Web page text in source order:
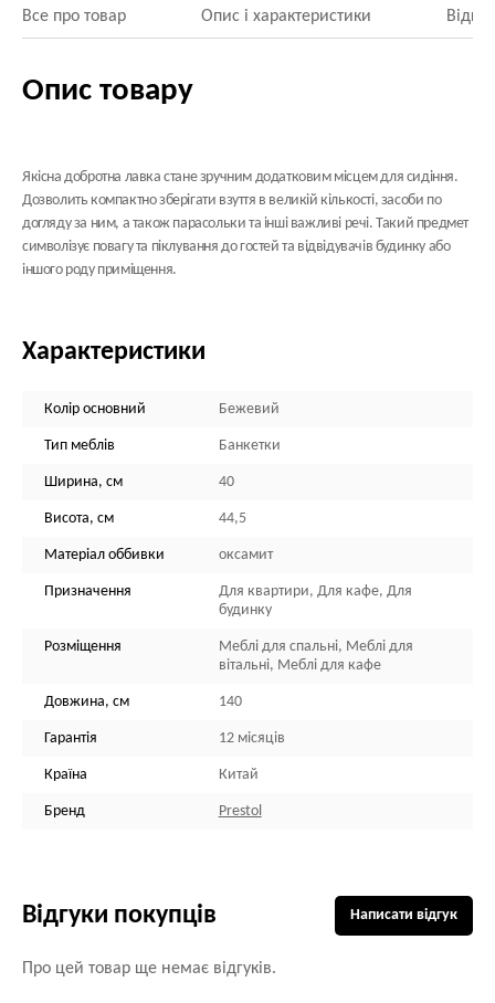
Все про товар Опис і характеристики
Опис товару
Якісна добротна лавка стане зручним додатковим місцем для сидіння.
Дозволить компактно зберігати взуття в великій кількості, засоби по
догляду за ним, а також парасольки та інші важливі речі. Такий предмет
символізує повагу та піклування до гостей та відвідувачів будинку або
іншого роду приміщення.
Характеристики
Колір основний Бежевий
Тип меблів Банкетки
Ширина, см 40
Висота, см 44,5
Матеріал оббивки оксамит
Призначення
Для квартири, Для кафе, Для
будинку
Розміщення
Меблі для спальні, Меблі для
вітальні, Меблі для кафе
Довжина, см 140
Гарантія 12 місяців
Країна Китай
Бренд Prestol
Відгуки покупців
Про цей товар ще немає відгуків.
Написати відгук